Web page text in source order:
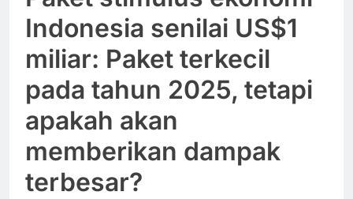
Indonesia senilai US$1
miliar: Paket terkecil
pada tahun 2025, tetapi
apakah akan
memberikan dampak
terbesar?